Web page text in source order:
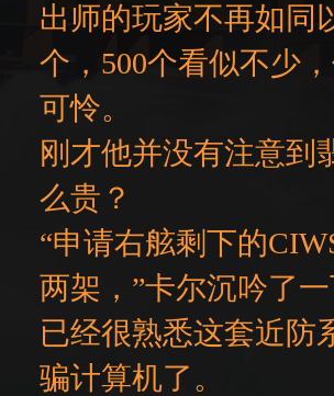
出师的玩家不再如同
个，500个看似不少
可怜。
刚才他并没有注意到
么贵？
“申请右舷剩下的
两架，”卡尔沉吟了
已经很熟悉这套近防
骗计算机了。